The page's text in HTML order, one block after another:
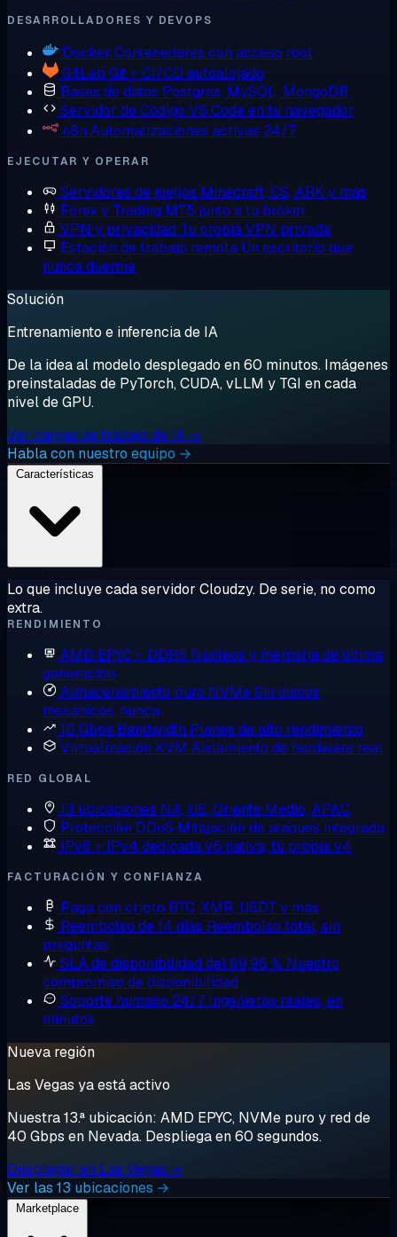
DESARROLLADORES Y DEVOPS
Docker Contenedores con acceso root
GitLab Git + CI/CD autoalojado
Bases de datos Postgres, MySQL, MongoDB
Servidor de Código VS Code en tu navegador
n8n Automatizaciones activas 24/7
EJECUTAR Y OPERAR
Servidores de juegos Minecraft, CS, ARK y más
Forex y Trading MT5 junto a tu bróker
VPN y privacidad Tu propia VPN privada
Estación de trabajo remota Un escritorio que
nunca duerme
Solución
Entrenamiento e inferencia de IA
De la idea al modelo desplegado en 60 minutos. Imágenes
preinstaladas de PyTorch, CUDA, vLLM y TGI en cada
nivel de GPU.
Ver cargas de trabajo de IA →
Habla con nuestro equipo →
Lo que incluye cada servidor Cloudzy. De serie, no como
extra.
RENDIMIENTO
AMD EPYC + DDR5 Núcleos y memoria de última
generación
Almacenamiento puro NVMeSin discos
mecánicos, nunca
10 Gbps Bandwidth Planes de alto rendimiento
Virtualización KVM Aislamiento de hardware real
RED GLOBAL
13 ubicaciones NA, UE, Oriente Medio, APAC
Protección DDoS Mitigación de ataques integrada
IPv6 + IPv4 dedicadav6 nativa, tu propia v4
FACTURACIÓN Y CONFIANZA
Paga con cripto BTC, XMR, USDT y más
Reembolso de 14 días Reembolso total, sin
preguntas
SLA de disponibilidad del 99,95 % Nuestro
compromiso de disponibilidad
Soporte humano 24/7 Ingenieros reales, en
minutos
Nueva región
Las Vegas ya está activo
Nuestra 13.ª ubicación: AMD EPYC, NVMe puro y red de
40 Gbps en Nevada. Despliega en 60 segundos.
Desplegar en Las Vegas →
Ver las 13 ubicaciones →